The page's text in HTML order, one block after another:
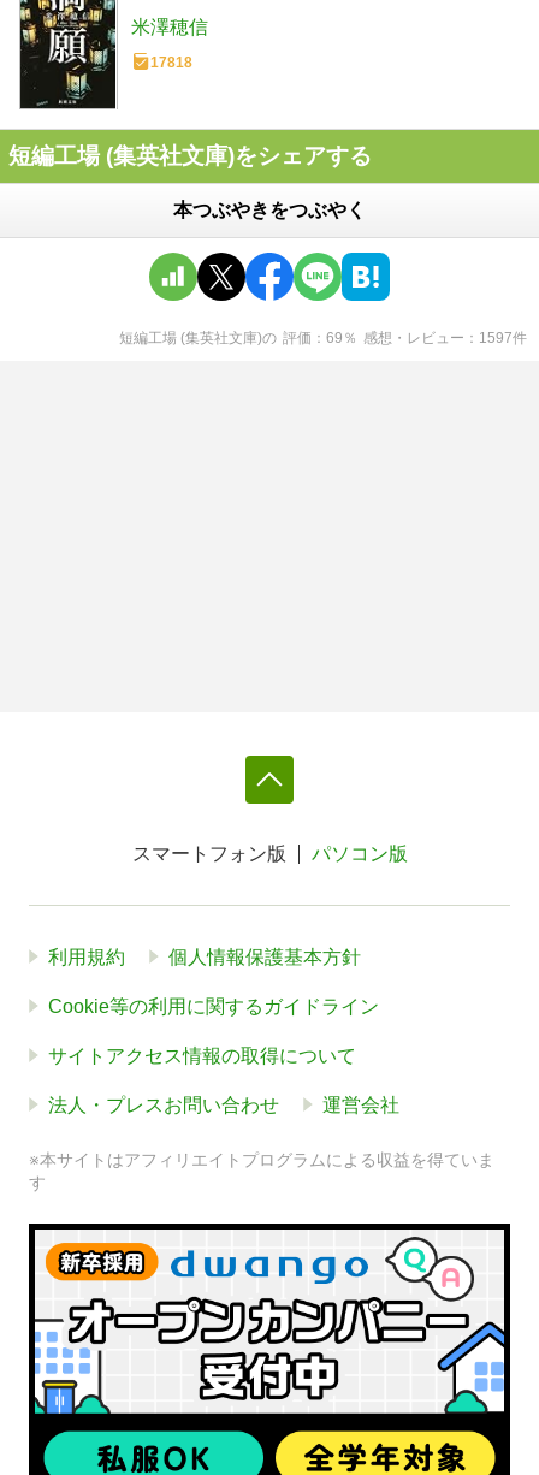
米澤穂信
17818
短編工場 (集英社文庫)をシェアする
本つぶやきをつぶやく
短編工場 (集英社文庫)の 評価 69 ％ 感想・レビュー 1597件
スマートフォン版 パソコン版
利用規約 個人情報保護基本方針
Cookie等の利用に関するガイドライン
サイトアクセス情報の取得について
法人・プレスお問い合わせ 運営会社
※本サイトはアフィリエイトプログラムによる収益を得ていま
す